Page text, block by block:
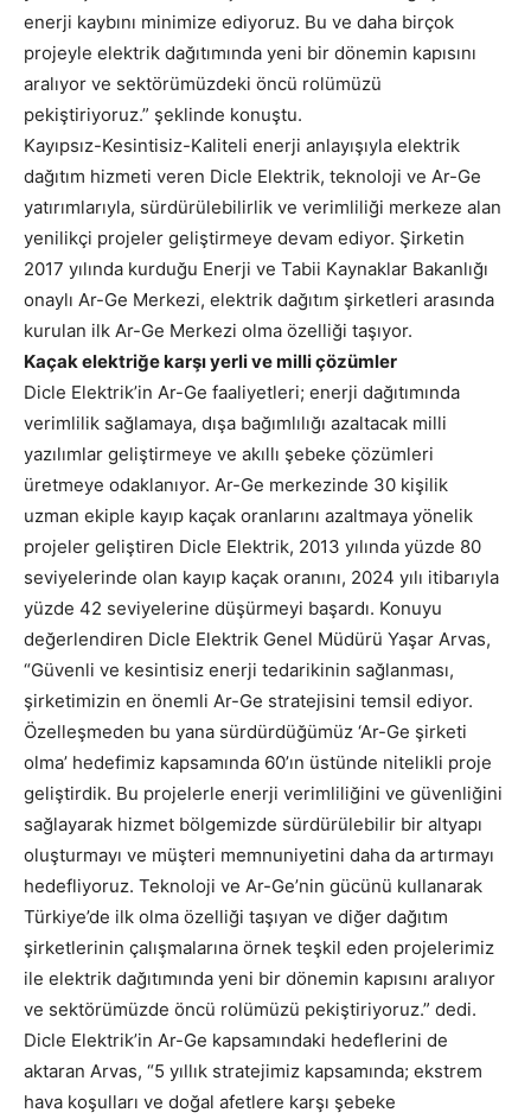
enerji kaybını minimize ediyoruz. Bu ve daha birçok
projeyle elektrik dağıtımında yeni bir dönemin kapısını
aralıyor ve sektörümüzdeki öncü rolümüzü
pekiştiriyoruz.” şeklinde konuştu.
Kayıpsız-Kesintisiz-Kaliteli enerji anlayışıyla elektrik
dağıtım hizmeti veren Dicle Elektrik, teknoloji ve Ar-Ge
yatırımlarıyla, sürdürülebilirlik ve verimliliği merkeze alan
yenilikçi projeler geliştirmeye devam ediyor. Şirketin
2017 yılında kurduğu Enerji ve Tabii Kaynaklar Bakanlığı
onaylı Ar-Ge Merkezi, elektrik dağıtım şirketleri arasında
kurulan ilk Ar-Ge Merkezi olma özelliği taşıyor.
Kaçak elektriğe karşı yerli ve milli çözümler
Dicle Elektrik’in Ar-Ge faaliyetleri; enerji dağıtımında
verimlilik sağlamaya, dışa bağımlılığı azaltacak milli
yazılımlar geliştirmeye ve akıllı şebeke çözümleri
üretmeye odaklanıyor. Ar-Ge merkezinde 30 kişilik
uzman ekiple kayıp kaçak oranlarını azaltmaya yönelik
projeler geliştiren Dicle Elektrik, 2013 yılında yüzde 80
seviyelerinde olan kayıp kaçak oranını, 2024 yılı itibarıyla
yüzde 42 seviyelerine düşürmeyi başardı. Konuyu
değerlendiren Dicle Elektrik Genel Müdürü Yaşar Arvas,
“Güvenli ve kesintisiz enerji tedarikinin sağlanması,
şirketimizin en önemli Ar-Ge stratejisini temsil ediyor.
Özelleşmeden bu yana sürdürdüğümüz ‘Ar-Ge şirketi
olma’ hedefimiz kapsamında 60’ın üstünde nitelikli proje
geliştirdik. Bu projelerle enerji verimliliğini ve güvenliğini
sağlayarak hizmet bölgemizde sürdürülebilir bir altyapı
oluşturmayı ve müşteri memnuniyetini daha da artırmayı
hedefliyoruz. Teknoloji ve Ar-Ge’nin gücünü kullanarak
Türkiye’de ilk olma özelliği taşıyan ve diğer dağıtım
şirketlerinin çalışmalarına örnek teşkil eden projelerimiz
ile elektrik dağıtımında yeni bir dönemin kapısını aralıyor
ve sektörümüzde öncü rolümüzü pekiştiriyoruz.” dedi.
Dicle Elektrik’in Ar-Ge kapsamındaki hedeflerini de
aktaran Arvas, “5 yıllık stratejimiz kapsamında; ekstrem
hava koşulları ve doğal afetlere karşı şebeke